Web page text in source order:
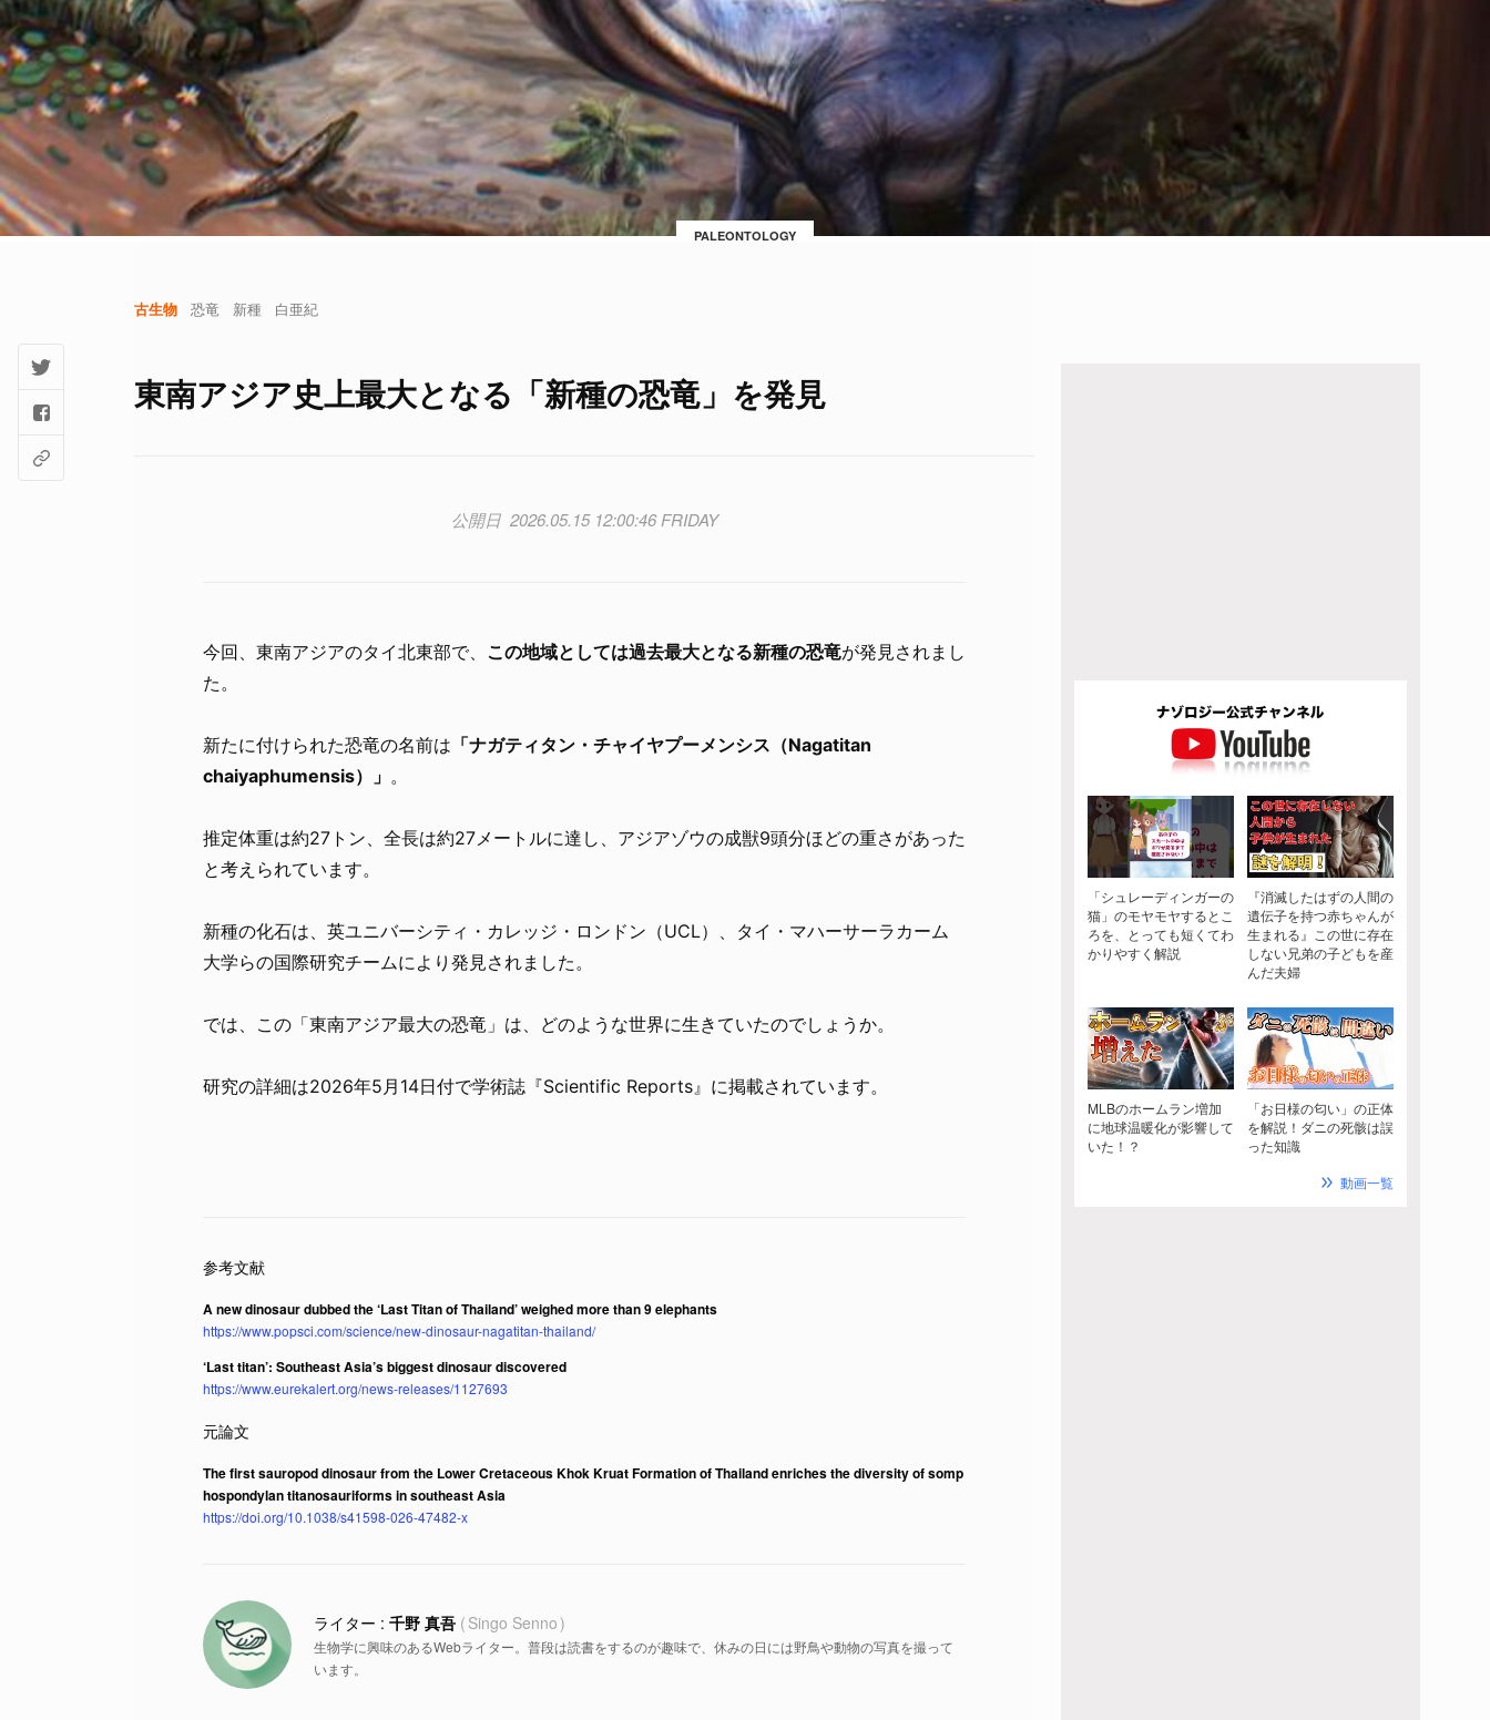
PALEONTOLOGY
古生物 恐竜 新種 白亜紀
東南アジア史上最大となる「新種の恐竜」を発見
2026.05.15 12:00:46 FRIDAY
今回、東南アジアのタイ北東部で、 この地域としては過去最大となる新種の恐竜が発見されまし
た。
新たに付けられた恐竜の名前は 「ナガティタン・チャイヤプーメンシス（Nagatitan
chaiyaphumensis）」 。
推定体重は約27トン、全長は約27メートルに達し、アジアゾウの成獣9頭分ほどの重さがあった
と考えられています。
新種の化石は、英ユニバーシティ・カレッジ・ロンドン（UCL）、タイ・マハーサーラカーム
大学らの国際研究チームにより発見されました。
では、この「東南アジア最大の恐竜」は、どのような世界に生きていたのでしょうか。
研究の詳細は2026年5月14日付で学術誌『Scientific Reports』に掲載されています。
A new dinosaur dubbed the ‘Last Titan of Thailand’ weighed more than 9 elephants
https://www.popsci.com/science/new-dinosaur-nagatitan-thailand/
‘Last titan’: Southeast Asia’s biggest dinosaur discovered
https://www.eurekalert.org/news-releases/1127693
The first sauropod dinosaur from the Lower Cretaceous Khok Kruat Formation of Thailand enriches the diversity of somp
hospondylan titanosauriforms in southeast Asia
https://doi.org/10.1038/s41598-026-47482-x
千野 真吾 Singo Senno
生物学に興味のあるWebライター。普段は読書をするのが趣味で、休みの日には野鳥や動物の写真を撮って
います。
「シュレーディンガーの
猫」のモヤモヤするとこ
ろを、とっても短くてわ
かりやすく解説
『消滅したはずの人間の
遺伝子を持つ赤ちゃんが
生まれる』この世に存在
しない兄弟の子どもを産
んだ夫婦
MLBのホームラン増加
に地球温暖化が影響して
いた！？
「お日様の匂い」の正体
を解説！ダニの死骸は誤
った知識
動画一覧